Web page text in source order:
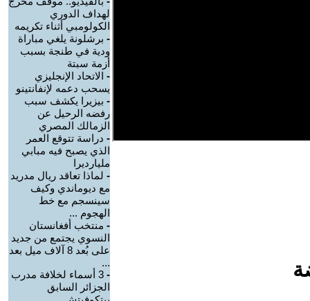
لهداف الدوري
الكولومبي أثناء تكريمه
- برشلونة يلغي مباراة
ودية في طنجة بسبب
أزمة سبتة
- الاتحاد الإنجليزي
يسحب دعمه لإنفانتينو
- بيزيرا يكشف سبب
رفضه الرحيل عن
الزمالك المصري
- دراسة تتوقع العمر
الذي يصبح فيه مبابي
مليارديرا
- لماذا تعاقد ريال مدريد
مع ديوماندي وكيف
سينسجم مع خط
الهجوم ...
- منتخب أفغانستان
النسوي يجتمع من جديد
على بُعد 8 آلاف ميل بعد
...
-
3 أسماء لخلافة مدرب
الجزائر السابق